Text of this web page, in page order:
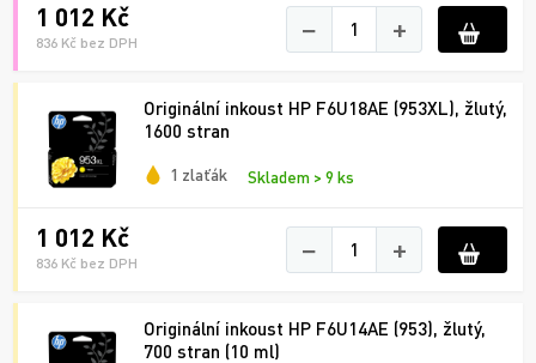
1 012 Kč
836 Kč bez DPH − +
Originální inkoust HP F6U18AE (953XL), žlutý,
1600 stran
1 zlaťák Skladem > 9 ks
1 012 Kč
836 Kč bez DPH − +
Originální inkoust HP F6U14AE (953), žlutý,
700 stran (10 ml)